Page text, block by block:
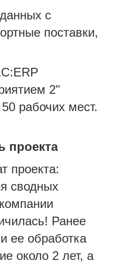
с
поставки,
2"
рабочих мест.
проекта
проекта:
сводных
Ранее
ее обработка
около 2 лет, а